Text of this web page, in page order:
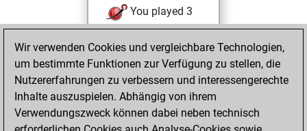
You played 3
blitz games
Play
You scored +0
=1 -2 in blitz
You played 1
bullet games
You scored +1
Wir verwenden Cookies und vergleichbare Technologien,
um bestimmte Funktionen zur Verfügung zu stellen, die
Nutzererfahrungen zu verbessern und interessengerechte
Inhalte auszuspielen. Abhängig von ihrem
Verwendungszweck können dabei neben technisch